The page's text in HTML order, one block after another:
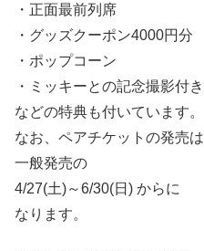
・正面最前列席
・グッズクーポン4000円分
・ポップコーン
・ミッキーとの記念撮影付き
などの特典も付いています。
なお、ペアチケットの発売は
一般発売の
4/27(土)～6/30(日) からに
なります。